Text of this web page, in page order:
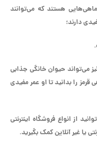
هستند که می‌توانند
دارند؛
می‌تواند حیوان خانگی جذابی
قرمز را بدانید تا او عمر مفیدی
از انواع فروشگاه اینترنتی
یا غیر آنلاین کمک بگیرید.